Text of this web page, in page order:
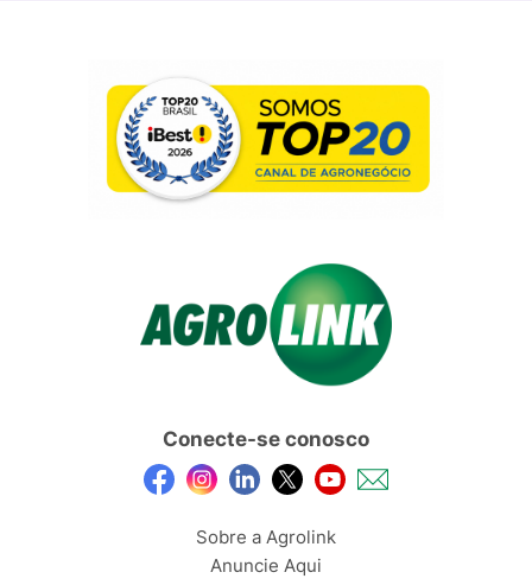
Conecte-se conosco
Sobre a Agrolink
Anuncie Aqui